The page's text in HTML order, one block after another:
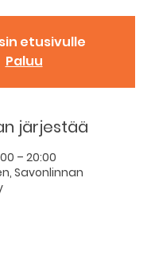
etusivulle
Paluu
järjestää
– 20:00
Savonlinnan